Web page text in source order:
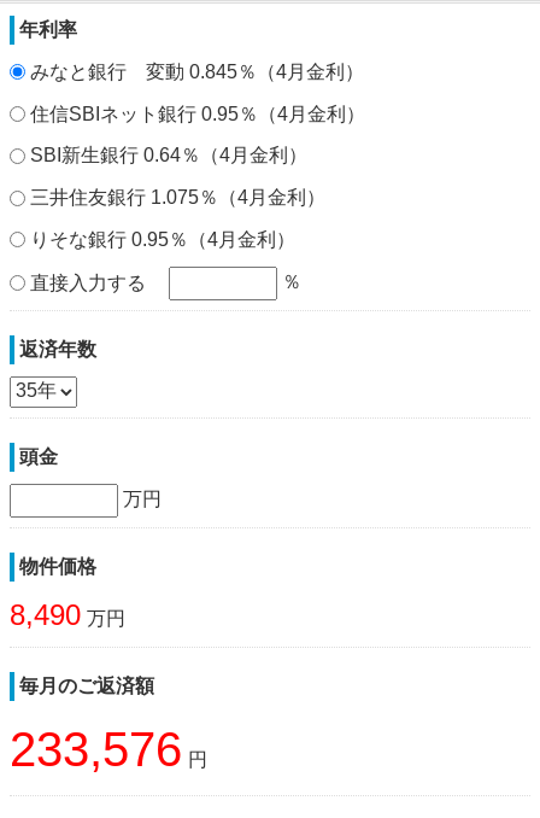
年利率
みなと銀行 変動 0.845％（4月金利）
住信SBIネット銀行 0.95％（4月金利）
SBI新生銀行 0.64％（4月金利）
三井住友銀行 1.075％（4月金利）
りそな銀行 0.95％（4月金利）
直接入力する ％
返済年数
頭金
万円
物件価格
8,490 万円
毎月のご返済額
233,576 円